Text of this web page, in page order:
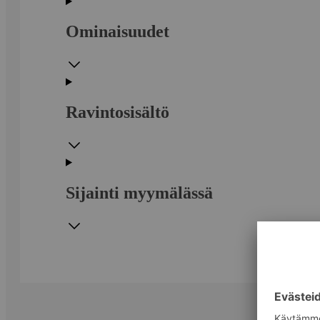
Ominaisuudet
Ravintosisältö
Sijainti myymälässä